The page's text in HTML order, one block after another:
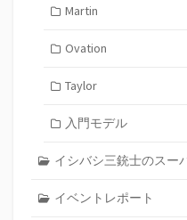
Martin
Ovation
Taylor
入門モデル
イシバシ三銃士のスー
イベントレポート